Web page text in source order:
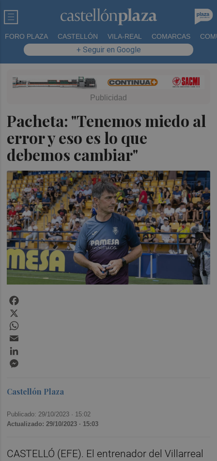
FORO PLAZA CASTELLÓN VILA-REAL COMARCAS
+ Seguir en Google
Pacheta: "Tenemos miedo al
error y eso es lo que
debemos cambiar"
Castellón Plaza
Publicado: 29/10/2023 · 15:02
Actualizado: 29/10/2023 · 15:03
CASTELLÓ (EFE). El entrenador del Villarreal